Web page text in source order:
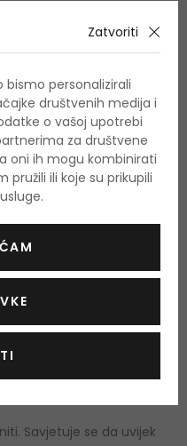
i produžuje trajnost
boju.
Savjetuje se da uvijek
Zatvoriti
personalizirali
društvenih medija i
o vašoj upotrebi
za društvene
oni ih mogu kombinirati
ili koje su prikupili